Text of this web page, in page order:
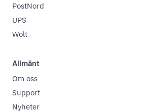
PostNord
UPS
Wolt
Allmänt
Om oss
Support
Nyheter